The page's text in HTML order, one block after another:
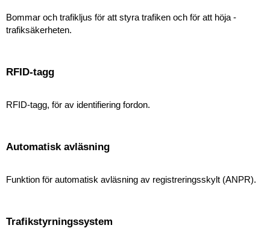
Bommar och trafikljus för att styra trafiken och för att höja ­
trafiksäkerheten.
RFID-tagg
RFID-tagg, för av identifiering fordon.
Automatisk avläsning
Funktion för automatisk avläsning av registreringsskylt (ANPR).
Trafikstyrningssystem